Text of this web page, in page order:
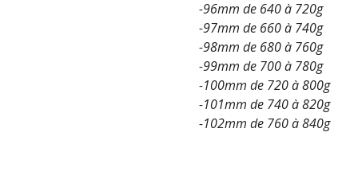
-96mm de 640 à 720g
-97mm de 660 à 740g
-98mm de 680 à 760g
-99mm de 700 à 780g
-100mm de 720 à 800g
-101mm de 740 à 820g
-102mm de 760 à 840g